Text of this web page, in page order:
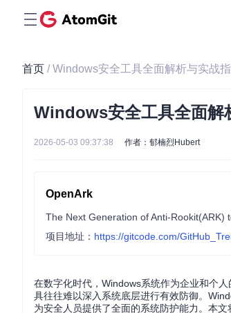
首页 / Windows安全工具全面解析与实战
Windows安全工具全面解
2026-05-03 09:37:38 作者：郁楠烈Hubert
OpenArk
The Next Generation of Anti-Rookit(ARK)
项目地址： https://gitcode.com/
在数字化时代，Windows系统作为企业和个
具往往难以深入系统底层进行有效防御。
为安全人员提供了全面的系统防护能力。本